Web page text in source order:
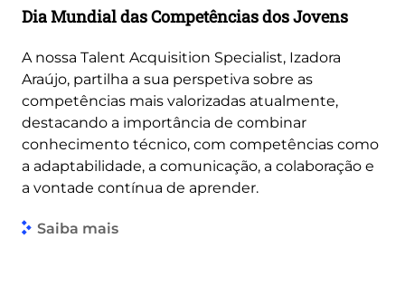
Dia Mundial das Competências dos Jovens
A nossa Talent Acquisition Specialist, Izadora
Araújo, partilha a sua perspetiva sobre as
competências mais valorizadas atualmente,
destacando a importância de combinar
conhecimento técnico, com competências como
a adaptabilidade, a comunicação, a colaboração e
a vontade contínua de aprender.
Saiba mais